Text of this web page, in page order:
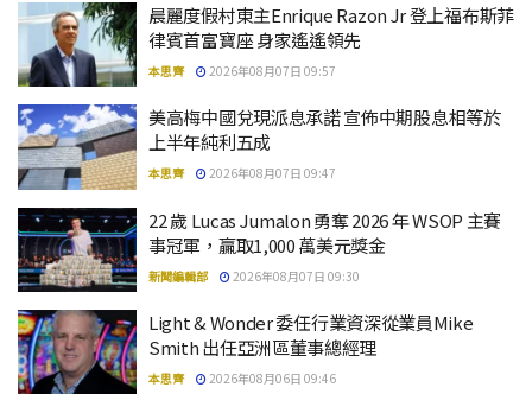
晨麗度假村東主Enrique Razon Jr 登上福布斯菲
律賓首富寶座 身家遙遙領先
本思齊 2026年08月07日 09:57
美高梅中國兌現派息承諾 宣佈中期股息相等於
上半年純利五成
本思齊 2026年08月07日 09:47
22 歲 Lucas Jumalon 勇奪 2026 年 WSOP 主賽
事冠軍，贏取1,000 萬美元獎金
新聞編輯部 2026年08月07日 09:30
Light & Wonder 委任行業資深從業員Mike
Smith 出任亞洲區董事總經理
本思齊 2026年08月06日 09:46